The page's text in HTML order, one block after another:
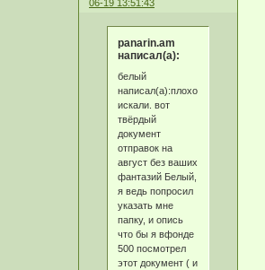
06-19 13:51:43
panarin.am
написал(а):
белый
написал(а):плохо
искали. вот
твёрдый
документ
отправок на
август без ваших
фантазий Белый,
я ведь попросил
указать мне
папку, и опись
что бы я вфонде
500 посмотрел
этот документ ( и